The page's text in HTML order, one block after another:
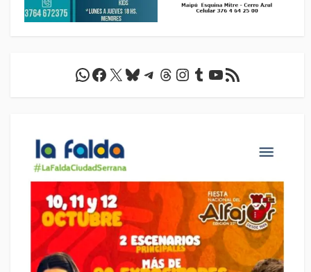
WhatsApp
Facebook
X Bluesky
Telegram
Threads
Instagram
Tumblr
YouTube
Feed RSS